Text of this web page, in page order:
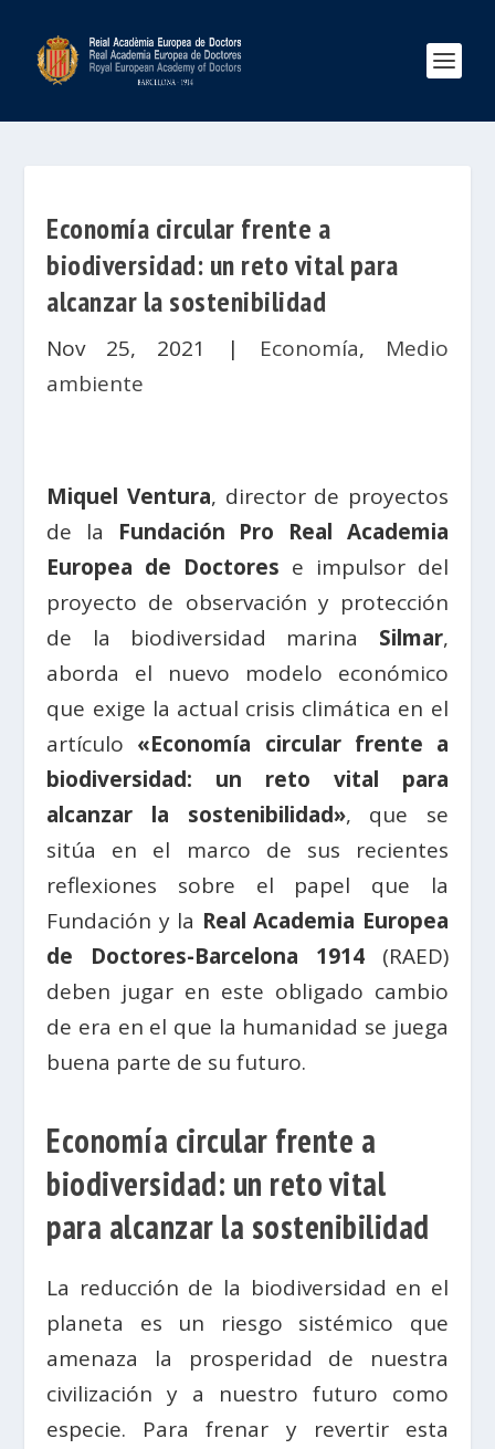
Economía circular frente a
biodiversidad: un reto vital para
alcanzar la sostenibilidad
Nov 25, 2021 | Economía, Medio
ambiente
Miquel Ventura, director de proyectos
de la Fundación Pro Real Academia
Europea de Doctores e impulsor del
proyecto de observación y protección
de la biodiversidad marina Silmar,
aborda el nuevo modelo económico
que exige la actual crisis climática en el
artículo «Economía circular frente a
biodiversidad: un reto vital para
alcanzar la sostenibilidad», que se
sitúa en el marco de sus recientes
reflexiones sobre el papel que la
Fundación y la Real Academia Europea
de Doctores-Barcelona 1914(RAED)
deben jugar en este obligado cambio
de era en el que la humanidad se juega
buena parte de su futuro.
Economía circular frente a
biodiversidad: un reto vital
para alcanzar la sostenibilidad
La reducción de la biodiversidad en el
planeta es un riesgo sistémico que
amenaza la prosperidad de nuestra
civilización y a nuestro futuro como
especie. Para frenar y revertir esta